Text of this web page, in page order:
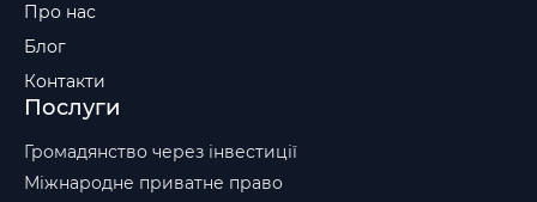
Про нас
Блог
Контакти
Послуги
Громадянство через інвестиції
Міжнародне приватне право